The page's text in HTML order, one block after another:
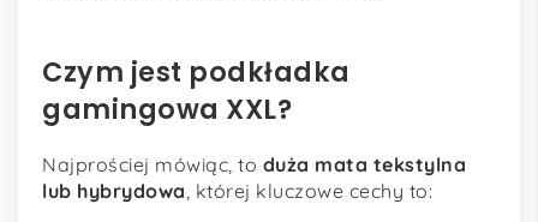
Czym jest podkładka
gamingowa XXL?
Najprościej mówiąc, to duża mata tekstylna
lub hybrydowa , której kluczowe cechy to: